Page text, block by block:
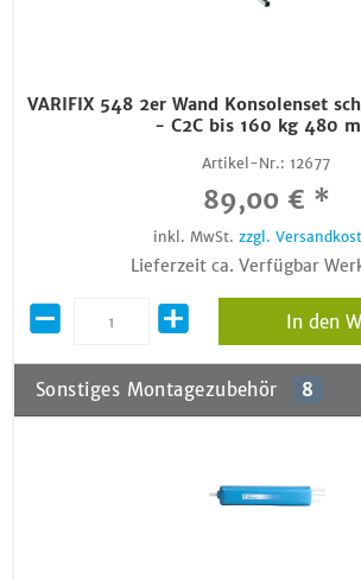
VARIFIX 548 2er Wand Konsolenset
- C2C bis 160 kg 480
Artikel-Nr.: 12677
89,00 € *
inkl. MwSt. zzgl.
Lieferzeit ca. Verfügbar
In den
Sonstiges Montagezubehör 8